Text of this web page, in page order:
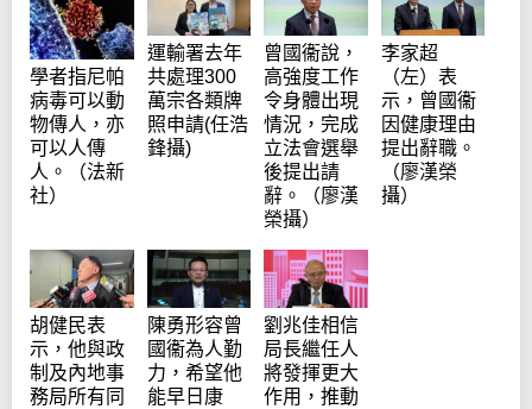
學者指尼帕
病毒可以動
物傳人，亦
可以人傳
人。（法新
社）
運輸署去年
共處理300
萬宗各類牌
照申請(任浩
鋒攝)
曾國衞說，
高強度工作
令身體出現
情況，完成
立法會選舉
後提出請
辭。（廖漢
榮攝）
李家超
（左）表
示，曾國衞
因健康理由
提出辭職。
（廖漢榮
攝）
胡健民表
示，他與政
制及內地事
務局所有同
陳勇形容曾
國衞為人勤
力，希望他
能早日康
劉兆佳相信
局長繼任人
將發揮更大
作用，推動